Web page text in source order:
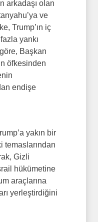
arkadaşı olan
ve
Trump’ın iç
yankı
Başkan
öfkesinden
endişe
yakın bir
temaslarından
Gizli
hükümetine
araçlarına
yerleştirdiğini